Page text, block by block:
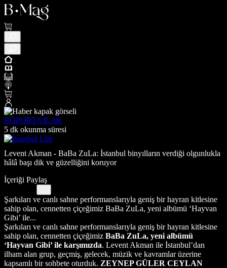
RÖPORTAJLAR
5 dk okunma süresi
Levent Akman - BaBa ZuLa: İstanbul binyılların verdiği olgunlukla
hâlâ başı dik ve güzelliğini koruyor
İçeriği Paylaş
Şarkıları ve canlı sahne performanslarıyla geniş bir hayran kitlesine
sahip olan, cennetten çiçeğimiz BaBa ZuLa, yeni albümü ‘Hayvan
Gibi’ ile...
Şarkıları ve canlı sahne performanslarıyla geniş bir hayran kitlesine
sahip olan, cennetten çiçeğimiz BaBa ZuLa, yeni albümü
‘Hayvan Gibi’ ile karşımızda. Levent Akman ile İstanbul’dan
ilham alan grup, geçmiş, gelecek, müzik ve kavramlar üzerine
kapsamlı bir sohbete oturduk. ZEYNEP GÜLER CEYLAN